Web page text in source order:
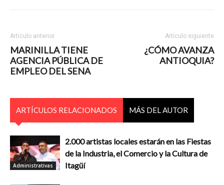
Artículo anterior
MARINILLA TIENE
AGENCIA PÚBLICA DE
EMPLEO DEL SENA
Artículo siguiente
¿CÓMO AVANZA
ANTIOQUIA?
ARTÍCULOS RELACIONADOS MÁS DEL AUTOR
Administrativas
2.000 artistas locales estarán en las Fiestas
de la Industria, el Comercio y la Cultura de
Itagüí